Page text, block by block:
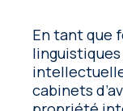
En tant que
cabinets